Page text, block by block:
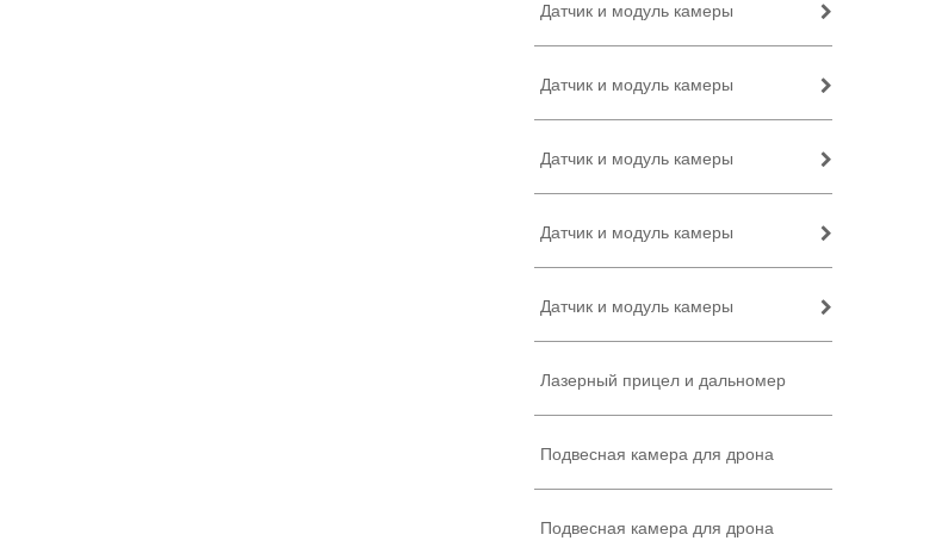
Датчик и модуль камеры
Датчик и модуль камеры
Датчик и модуль камеры
Датчик и модуль камеры
Датчик и модуль камеры
Лазерный прицел и дальномер
Подвесная камера для дрона
Подвесная камера для дрона